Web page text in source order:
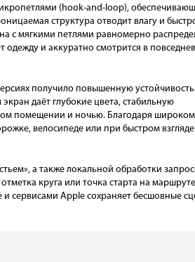
(hook-and-loop),
структура отводит влагу и
с мягкими петлями равномерно
и аккуратно смотрится в
получило повышенную
даёт глубокие цвета, стабильную
помещении и ночью. Благодаря
велосипеде или при быстром
а также локальной обработки
круга или точка старта на
сервисами Apple сохраняет бесшовные